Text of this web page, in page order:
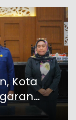
Kota